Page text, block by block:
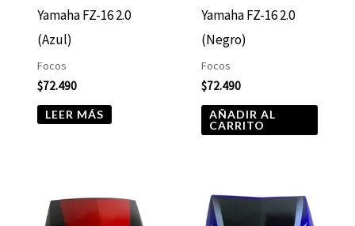
Yamaha FZ-16 2.0
(Azul)
Focos
$72.490
LEER MÁS
Yamaha FZ-16 2.0
(Negro)
Focos
$72.490
AÑADIR AL
CARRITO